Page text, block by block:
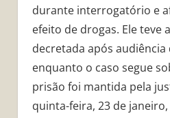
durante interrogatório e
efeito de drogas. Ele teve
decretada após audiência
enquanto o caso segue
prisão foi mantida pela
quinta-feira, 23 de